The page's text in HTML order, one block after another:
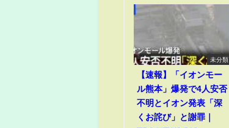
未分類
【速報】「イオンモー
ル熊本」爆発で4人安否
不明とイオン発表「深
くお詫び」と謝罪｜